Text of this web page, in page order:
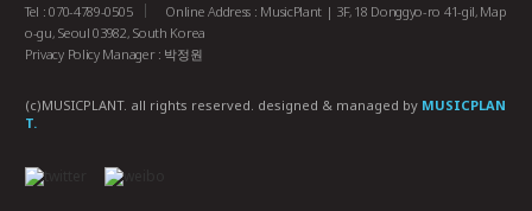
Tel : 070-4789-0505
Online Address : MusicPlant | 3F, 18 Donggyo-ro 41-gil, Map
o-gu, Seoul 03982, South Korea
Privacy Policy Manager : 박정원
(c)MUSICPLANT. all rights reserved. designed & managed by MUSICPLAN
T.